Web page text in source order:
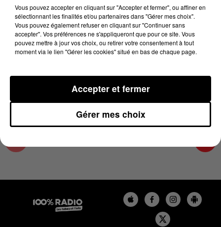
3 juin 2024 - 1 min 15 sec
L'AGENDA DU COMMINGES DU 03/06/2024 À
10H38
L'AGENDA DU COMMINGES
Vous pouvez accepter en cliquant sur "Accepter et fermer", ou affiner en
sélectionnant les finalités et/ou partenaires dans "Gérer mes choix".
Vous pouvez également refuser en cliquant sur "Continuer sans
accepter". Vos préférences ne s'appliqueront que pour ce site. Vous
pouvez mettre à jour vos choix, ou retirer votre consentement à tout
moment via le lien "Gérer les cookies" situé en bas de chaque page.
Gérer mes choix
Accepter et fermer